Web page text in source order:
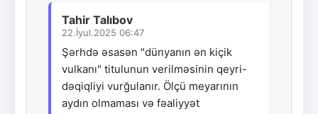
Tahir Talıbov
22.İyul.2025 06:47
Şərhdə əsasən "dünyanın ən kiçik
vulkanı" titulunun verilməsinin qeyri-
dəqiqliyi vurğulanır. Ölçü meyarının
aydın olmaması və fəaliyyət